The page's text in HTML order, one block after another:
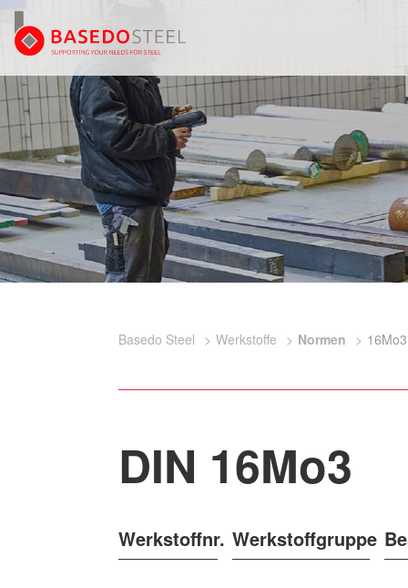
Basedo Steel Werkstoffe Normen 16Mo3
DIN 16Mo3
Werkstoffnr. Werkstoffgruppe